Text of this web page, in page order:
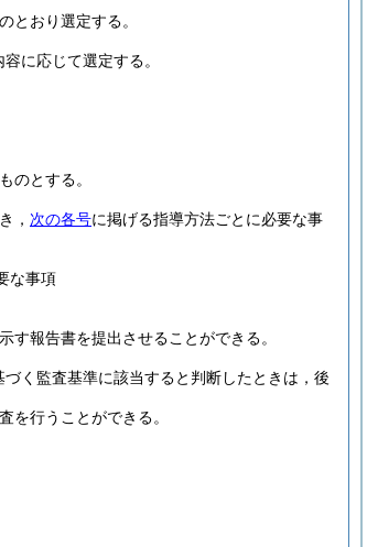
とおり選定する。
に応じて選定する。
のとする。
， 次の各号に掲げる指導方法ごとに必要な事
な事項
報告書を提出させることができる。
づく監査基準に該当すると判断したときは，後
を行うことができる。